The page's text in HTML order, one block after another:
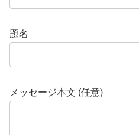
題名
メッセージ本文 (任意)